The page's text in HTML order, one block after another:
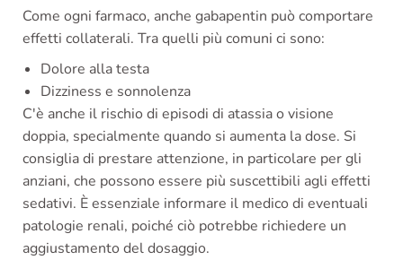
Come ogni farmaco, anche gabapentin può comportare
effetti collaterali. Tra quelli più comuni ci sono:
Dolore alla testa
Dizziness e sonnolenza
C'è anche il rischio di episodi di atassia o visione
doppia, specialmente quando si aumenta la dose. Si
consiglia di prestare attenzione, in particolare per gli
anziani, che possono essere più suscettibili agli effetti
sedativi. È essenziale informare il medico di eventuali
patologie renali, poiché ciò potrebbe richiedere un
aggiustamento del dosaggio.